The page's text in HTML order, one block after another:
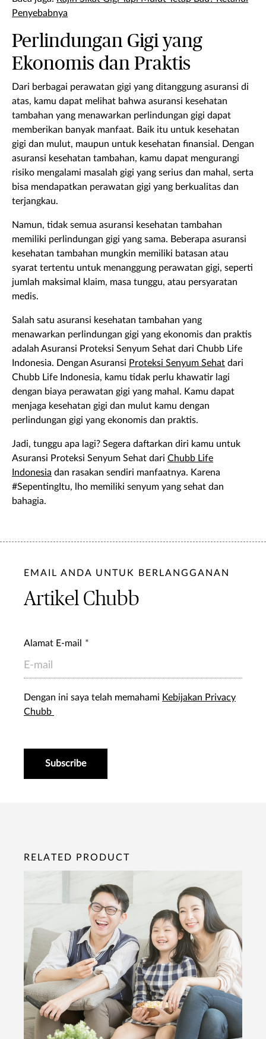
Penyebabnya
Perlindungan Gigi yang
Ekonomis dan Praktis
Dari berbagai perawatan gigi yang ditanggung asuransi di
atas, kamu dapat melihat bahwa asuransi kesehatan
tambahan yang menawarkan perlindungan gigi dapat
memberikan banyak manfaat. Baik itu untuk kesehatan
gigi dan mulut, maupun untuk kesehatan finansial. Dengan
asuransi kesehatan tambahan, kamu dapat mengurangi
risiko mengalami masalah gigi yang serius dan mahal, serta
bisa mendapatkan perawatan gigi yang berkualitas dan
terjangkau.
Namun, tidak semua asuransi kesehatan tambahan
memiliki perlindungan gigi yang sama. Beberapa asuransi
kesehatan tambahan mungkin memiliki batasan atau
syarat tertentu untuk menanggung perawatan gigi, seperti
jumlah maksimal klaim, masa tunggu, atau persyaratan
medis.
Salah satu asuransi kesehatan tambahan yang
menawarkan perlindungan gigi yang ekonomis dan praktis
adalah Asuransi Proteksi Senyum Sehat dari Chubb Life
Indonesia. Dengan Asuransi Proteksi Senyum Sehat dari
Chubb Life Indonesia, kamu tidak perlu khawatir lagi
dengan biaya perawatan gigi yang mahal. Kamu dapat
menjaga kesehatan gigi dan mulut kamu dengan
perlindungan gigi yang ekonomis dan praktis.
Jadi, tunggu apa lagi? Segera daftarkan diri kamu untuk
Asuransi Proteksi Senyum Sehat dari Chubb Life
Indonesia dan rasakan sendiri manfaatnya. Karena
#SepentingItu, lho memiliki senyum yang sehat dan
bahagia.
EMAIL ANDA UNTUK BERLANGGANAN
Artikel Chubb
Alamat E-mail
Dengan ini saya telah memahami Kebijakan Privacy
Chubb
Subscribe
RELATED PRODUCT